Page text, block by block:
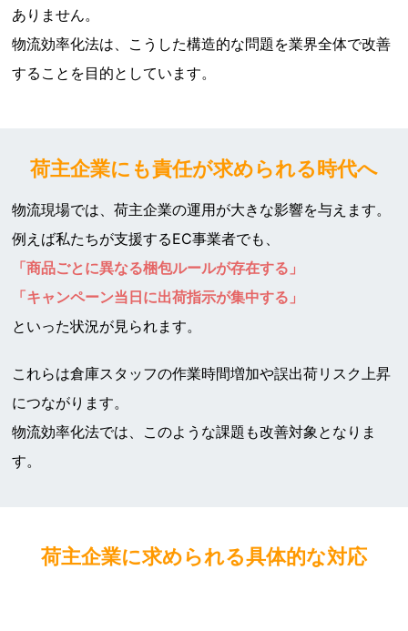
ありません。
物流効率化法は、こうした構造的な問題を業界全体で改善
することを目的としています。
荷主企業にも責任が求められる時代へ
物流現場では、荷主企業の運用が大きな影響を与えます。
例えば私たちが支援するEC事業者でも、
「商品ごとに異なる梱包ルールが存在する」
「キャンペーン当日に出荷指示が集中する」
といった状況が見られます。
これらは倉庫スタッフの作業時間増加や誤出荷リスク上昇
につながります。
物流効率化法では、このような課題も改善対象となりま
す。
荷主企業に求められる具体的な対応